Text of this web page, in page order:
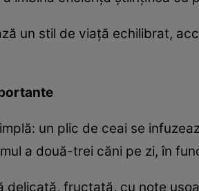
un stil de viață echilibrat,
un plic de ceai se
a două-trei căni pe zi, în
delicată, fructată, cu note